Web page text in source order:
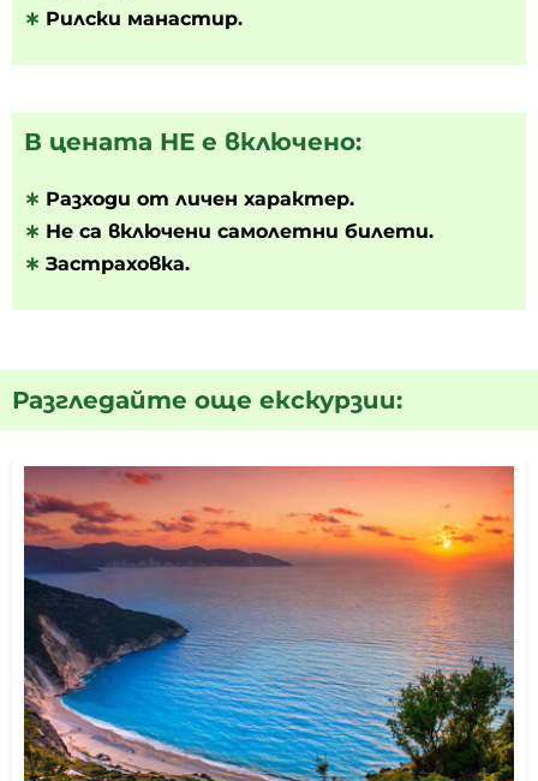
∗ Рилски манастир.
В цената НЕ е включено:
∗ Разходи от личен характер.
∗ Не са включени самолетни билети.
∗ Застраховка.
Разгледайте още екскурзии: